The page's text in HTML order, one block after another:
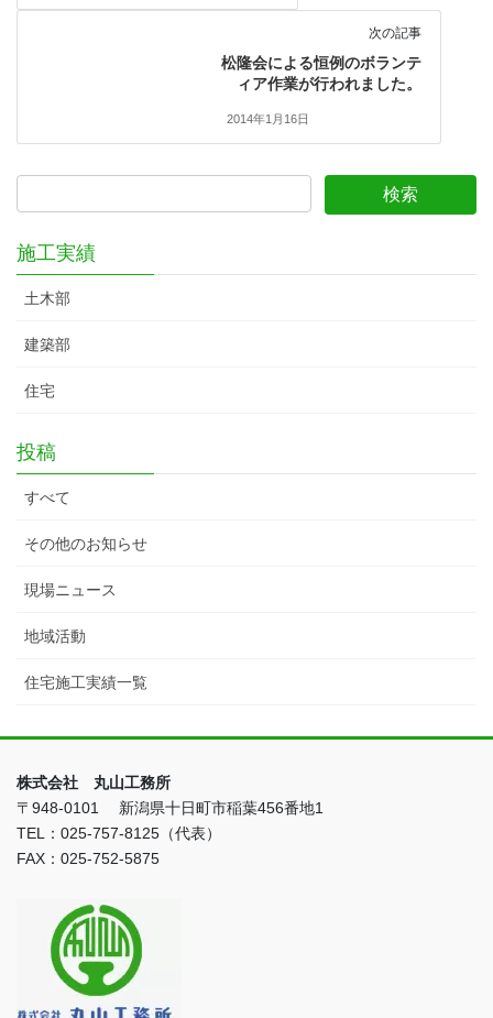
次の記事
松隆会による恒例のボランテ
ィア作業が行われました。
2014年1月16日
施工実績
土木部
建築部
住宅
投稿
すべて
その他のお知らせ
現場ニュース
地域活動
住宅施工実績一覧
株式会社 丸山工務所
〒948-0101 新潟県十日町市稲葉456番地1
TEL：025-757-8125（代表）
FAX：025-752-5875